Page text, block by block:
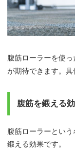
腹筋ローラーを使っ
が期待できます。具
腹筋を鍛える
腹筋ローラーとい
鍛える効果です。